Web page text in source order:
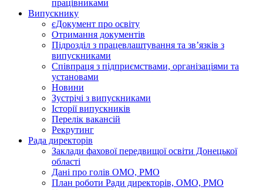
працівниками
Випускнику
єДокумент про освіту
Отримання документів
Підрозділ з працевлаштування та зв’язків з
випускниками
Співпраця з підприємствами, організаціями та
установами
Новини
Зустрічі з випускниками
Історії випускників
Перелік вакансій
Рекрутинг
Рада директорів
Заклади фахової передвищої освіти Донецької
області
Дані про голів ОМО, РМО
План роботи Ради директорів, ОМО, РМО